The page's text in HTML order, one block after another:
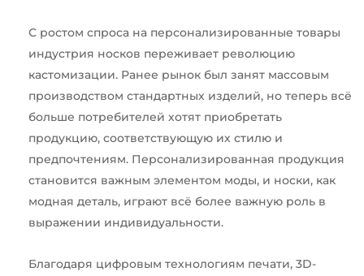
С ростом спроса на персонализированные товары
индустрия носков переживает революцию
кастомизации. Ранее рынок был занят массовым
производством стандартных изделий, но теперь всё
больше потребителей хотят приобретать
продукцию, соответствующую их стилю и
предпочтениям. Персонализированная продукция
становится важным элементом моды, и носки, как
модная деталь, играют всё более важную роль в
выражении индивидуальности.
Благодаря цифровым технологиям печати, 3D-